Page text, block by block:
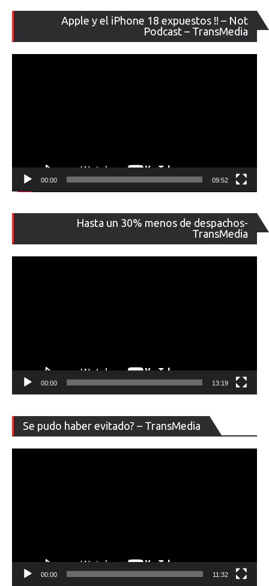
Apple y el iPhone 18 expuestos !! – Not
Podcast – TransMedia
de
00:00 09:52
Hasta un 30% menos de despachos-
TransMedia
de
00:00 13:19
Se pudo haber evitado? – TransMedia
de
00:00 11:32